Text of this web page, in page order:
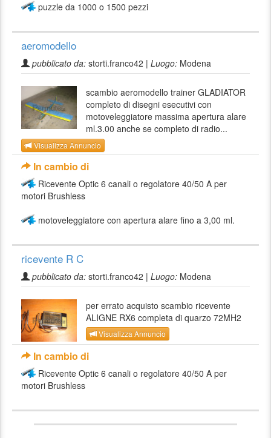
puzzle da 1000 o 1500 pezzi
aeromodello
pubblicato da: storti.franco42 | Luogo: Modena
scambio aeromodello trainer GLADIATOR
completo di disegni esecutivi con
motoveleggiatore massima apertura alare
ml.3.00 anche se completo di radio...
Visualizza Annuncio
In cambio di
Ricevente Optic 6 canali o regolatore 40/50 A per
motori Brushless
motoveleggiatore con apertura alare fino a 3,00 ml.
ricevente R C
pubblicato da: storti.franco42 | Luogo: Modena
per errato acquisto scambio ricevente
ALIGNE RX6 completa di quarzo 72MH2
Visualizza Annuncio
In cambio di
Ricevente Optic 6 canali o regolatore 40/50 A per
motori Brushless